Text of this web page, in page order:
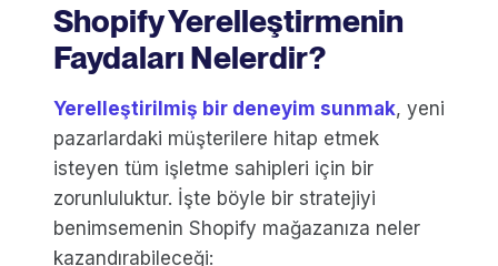
Shopify Yerelleştirmenin
Faydaları Nelerdir?
Yerelleştirilmiş bir deneyim sunmak, yeni
pazarlardaki müşterilere hitap etmek
isteyen tüm işletme sahipleri için bir
zorunluluktur. İşte böyle bir stratejiyi
benimsemenin Shopify mağazanıza neler
kazandırabileceği: